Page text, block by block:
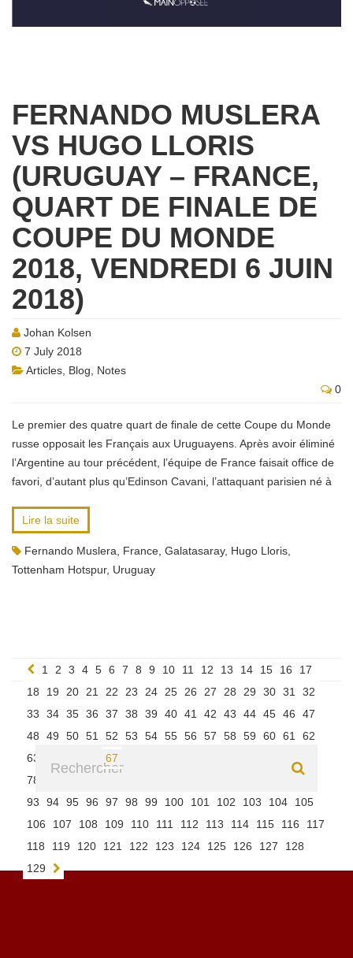
FERNANDO MUSLERA
VS HUGO LLORIS
(URUGUAY – FRANCE,
QUART DE FINALE DE
COUPE DU MONDE
2018, VENDREDI 6 JUIN
2018)
Johan Kolsen
7 July 2018
Articles Blog
Notes
0
Le premier des quatre quart de finale de cette Coupe du Monde
russe opposait les Français aux Uruguayens. Après avoir éliminé
l’Argentine au tour précédent, l’équipe de France faisait office de
favori, d’autant plus qu’Edinson Cavani, l’attaquant parisien né à
Lire la suite
Fernando Muslera France Galatasaray, Hugo Lloris
Tottenham Hotspur, Uruguay
1 2 3 4 5 6 7 8 9 10 11 12 13 14 15 16
17
18
19 20 21 22 23 24 25 26 27 28 29 30 31
32
33
34 35 36 37 38 39 40 41 42 43 44 45 46
47
48
49 50 51 52 53 54 55 56 57 58 59 60 61
62
63
67
78
93
94 95 96 97 98 99 100 101 102 103 104
105
106
107 108 109 110 111 112 113 114 115 116
117
118
119 120 121 122 123 124 125 126 127
128
129